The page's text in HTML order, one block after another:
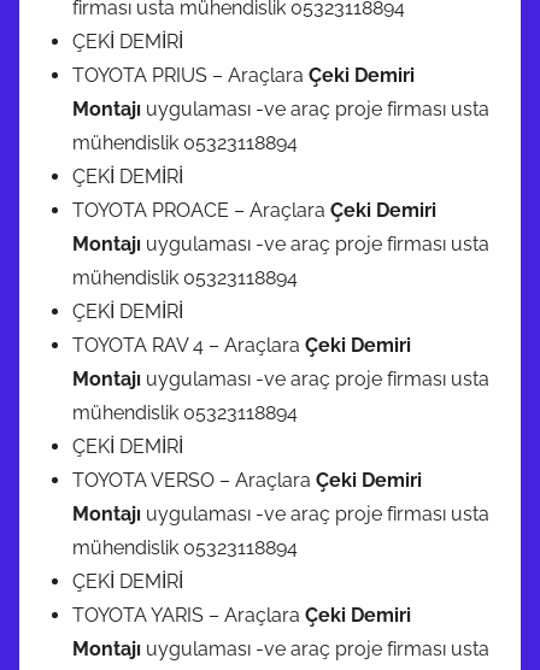
firması usta mühendislik 05323118894
ÇEKİ DEMİRİ
TOYOTA PRIUS – Araçlara Çeki Demiri
Montajı uygulaması -ve araç proje firması usta
mühendislik 05323118894
ÇEKİ DEMİRİ
TOYOTA PROACE – Araçlara Çeki Demiri
Montajı uygulaması -ve araç proje firması usta
mühendislik 05323118894
ÇEKİ DEMİRİ
TOYOTA RAV 4 – Araçlara Çeki Demiri
Montajı uygulaması -ve araç proje firması usta
mühendislik 05323118894
ÇEKİ DEMİRİ
TOYOTA VERSO – Araçlara Çeki Demiri
Montajı uygulaması -ve araç proje firması usta
mühendislik 05323118894
ÇEKİ DEMİRİ
TOYOTA YARIS – Araçlara Çeki Demiri
Montajı uygulaması -ve araç proje firması usta